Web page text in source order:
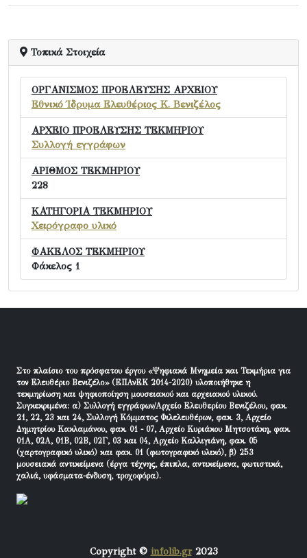
Τοπικά Στοιχεία
ΟΡΓΑΝΙΣΜΟΣ ΠΡΟΕΛΕΥΣΗΣ ΑΡΧΕΙΟΥ
Εθνικό Ίδρυμα Ελευθέριος Κ. Βενιζέλος
ΑΡΧΕΙΟ ΠΡΟΕΛΕΥΣΗΣ ΤΕΚΜΗΡΙΟΥ
Συλλογή εγγράφων
ΑΡΙΘΜΟΣ ΤΕΚΜΗΡΙΟΥ
228
ΚΑΤΗΓΟΡΙΑ ΤΕΚΜΗΡΙΟΥ
Χειρόγραφο υλικό
ΦΑΚΕΛΟΣ ΤΕΚΜΗΡΙΟΥ
Φάκελος 1
Στο πλαίσιο του πρόσφατου έργου «Ψηφιακά Μνημεία και Τεκμήρια για
τον Ελευθέριο Βενιζέλο» (ΕΠΑνΕΚ 2014-2020) υλοποιήθηκε η
τεκμηρίωση και ψηφιοποίηση μουσειακού και αρχειακού υλικού.
Συγκεκριμένα: α) Συλλογή εγγράφων/Αρχείο Ελευθερίου Βενιζέλου, φακ.
21, 22, 23 και 24, Συλλογή Κόμματος Φιλελευθέρων, φακ. 3, Αρχείο
Δημητρίου Κακλαμάνου, φακ. 01 - 07, Αρχείο Κυριάκου Μητσοτάκη, φακ.
01Α, 02Α, 01Β, 02Β, 02Γ, 03 και 04, Αρχείο Καλλιγιάνη, φακ. 05
(χαρτογραφικό υλικό) και φακ. 01 (φωτογραφικό υλικό), β) 253
μουσειακά αντικείμενα (έργα τέχνης, έπιπλα, αντικείμενα, φωτιστικά,
χαλιά, υφάσματα-ένδυση, τροχοφόρα).
Copyright © infolib.gr2023